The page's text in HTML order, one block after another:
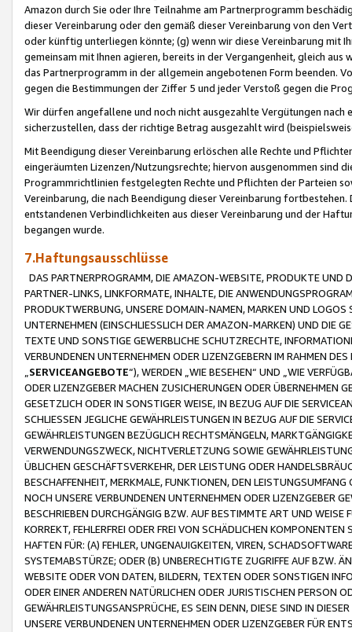
Amazon durch Sie oder Ihre Teilnahme am Partnerprogramm
dieser Vereinbarung oder den gemäß dieser Vereinbarung von den
oder künftig unterliegen könnte; (g) wenn wir diese Vereinbarung mit
gemeinsam mit Ihnen agieren, bereits in der Vergangenheit, gleich
das Partnerprogramm in der allgemein angebotenen Form beenden.
gegen die Bestimmungen der Ziffer 5 und jeder Verstoß gegen die
Wir dürfen angefallene und noch nicht ausgezahlte Vergütungen
sicherzustellen, dass der richtige Betrag ausgezahlt wird
Mit Beendigung dieser Vereinbarung erlöschen alle Rechte und
eingeräumten Lizenzen/Nutzungsrechte; hiervon ausgenommen sind
Programmrichtlinien festgelegten Rechte und Pflichten der Parteien
Vereinbarung, die nach Beendigung dieser Vereinbarung
entstandenen Verbindlichkeiten aus dieser Vereinbarung und der
begangen wurde.
7.Haftungsausschlüsse
DAS PARTNERPROGRAMM, DIE AMAZON-WEBSITE, PRODUKTE UND
PARTNER-LINKS, LINKFORMATE, INHALTE, DIE
PRODUKTWERBUNG, UNSERE DOMAIN-NAMEN, MARKEN UND
UNTERNEHMEN (EINSCHLIESSLICH DER AMAZON-MARKEN) UND DIE
TEXTE UND SONSTIGE GEWERBLICHE SCHUTZRECHTE,
VERBUNDENEN UNTERNEHMEN ODER LIZENZGEBERN IM RAHMEN
SERVICEANGEBOTE“), WERDEN „WIE BESEHEN“ UND „WIE
ODER LIZENZGEBER MACHEN ZUSICHERUNGEN ODER ÜBERNEHMEN
GESETZLICH ODER IN SONSTIGER WEISE, IN BEZUG AUF DIE
SCHLIESSEN JEGLICHE GEWÄHRLEISTUNGEN IN BEZUG AUF DIE
GEWÄHRLEISTUNGEN BEZÜGLICH RECHTSMÄNGELN,
VERWENDUNGSZWECK, NICHTVERLETZUNG SOWIE
ÜBLICHEN GESCHÄFTSVERKEHR, DER LEISTUNG ODER
BESCHAFFENHEIT, MERKMALE, FUNKTIONEN, DEN
NOCH UNSERE VERBUNDENEN UNTERNEHMEN ODER LIZENZGEBER
BESCHRIEBEN DURCHGÄNGIG BZW. AUF BESTIMMTE ART UND
KORREKT, FEHLERFREI ODER FREI VON SCHÄDLICHEN
HAFTEN FÜR: (A) FEHLER, UNGENAUIGKEITEN, VIREN,
SYSTEMABSTÜRZE; ODER (B) UNBERECHTIGTE ZUGRIFFE AUF BZW.
WEBSITE ODER VON DATEN, BILDERN, TEXTEN ODER SONSTIGEN
ODER EINER ANDEREN NATÜRLICHEN ODER JURISTISCHEN PERSON
GEWÄHRLEISTUNGSANSPRÜCHE, ES SEIN DENN, DIESE SIND IN
UNSERE VERBUNDENEN UNTERNEHMEN ODER LIZENZGEBER FÜR